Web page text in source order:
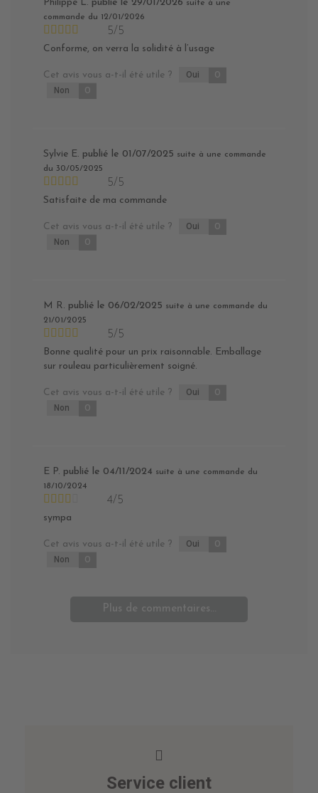
Philippe L. publié le 29/01/2026 suite à une
commande du 12/01/2026
5/5
Conforme, on verra la solidité à l’usage
Cet avis vous a-t-il été utile ? Oui 0
Non 0
Sylvie E. publié le 01/07/2025 suite à une commande
du 30/05/2025
5/5
Satisfaite de ma commande
Cet avis vous a-t-il été utile ? Oui 0
Non 0
M R. publié le 06/02/2025 suite à une commande du
21/01/2025
5/5
Bonne qualité pour un prix raisonnable. Emballage
sur rouleau particulièrement soigné.
Cet avis vous a-t-il été utile ? Oui 0
Non 0
E P. publié le 04/11/2024 suite à une commande du
18/10/2024
4/5
sympa
Cet avis vous a-t-il été utile ? Oui 0
Non 0
Plus de commentaires...
Service client